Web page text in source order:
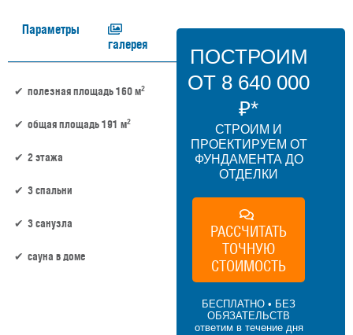
Параметры
галерея
полезная площадь 160 м2
общая площадь 191 м2
2 этажа
3 спальни
3 санузла
сауна в доме
ПОСТРОИМ
ОТ 8 640 000
₽*
СТРОИМ И
ПРОЕКТИРУЕМ ОТ
ФУНДАМЕНТА ДО
ОТДЕЛКИ
РАССЧИТАТЬ
ТОЧНУЮ
СТОИМОСТЬ
БЕСПЛАТНО • БЕЗ
ОБЯЗАТЕЛЬСТВ
ответим в течение дня